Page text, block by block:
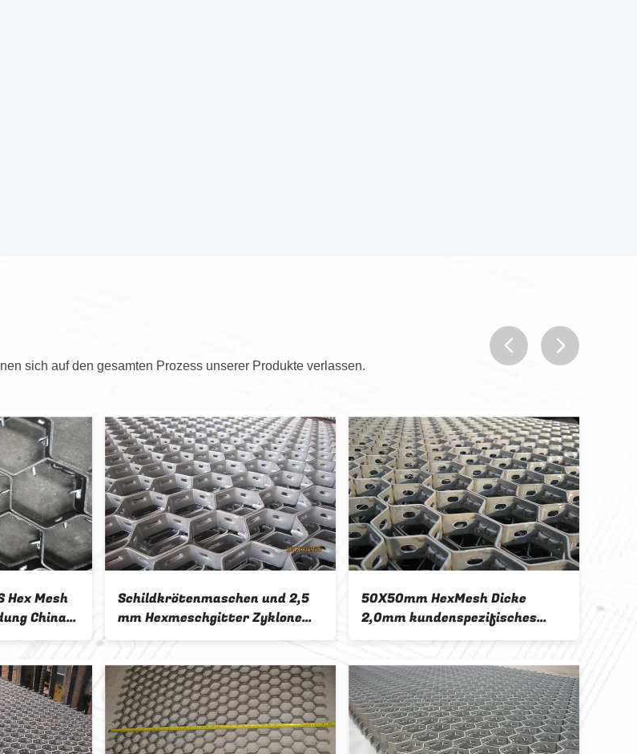
sich auf den gesamten Prozess unserer Produkte verlassen.
Hex Mesh
China
Schildkrötenmaschen und 2,5
mm Hexmeschgitter Zyklone
Feuerfestbelag
50X50mm HexMesh Dicke
2,0mm kundenspezifisches
Feuerfestnetz für den Markt